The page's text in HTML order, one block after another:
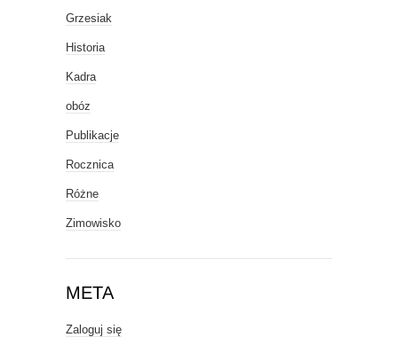
Grzesiak
Historia
Kadra
obóz
Publikacje
Rocznica
Różne
Zimowisko
META
Zaloguj się